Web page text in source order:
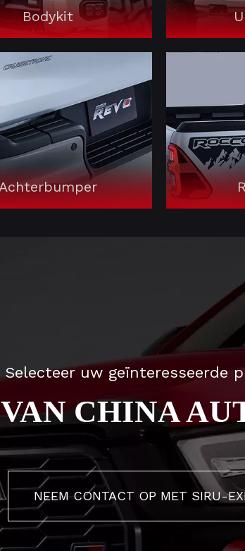
Bodykit
Selecteer uw geïnteresseerde
CHINA
NEEM CONTACT OP MET SIRU-